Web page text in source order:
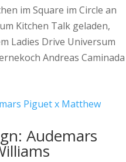
im Square im Circle an
Kitchen Talk geladen,
Ladies Drive Universum
Andreas Caminada
Audemars